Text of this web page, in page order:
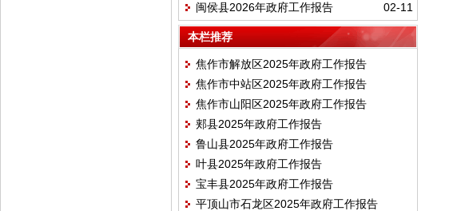
02-11
闽侯县2026年政府工作报告
本栏推荐
焦作市解放区2025年政府工作报告
焦作市中站区2025年政府工作报告
焦作市山阳区2025年政府工作报告
郏县2025年政府工作报告
鲁山县2025年政府工作报告
叶县2025年政府工作报告
宝丰县2025年政府工作报告
平顶山市石龙区2025年政府工作报告